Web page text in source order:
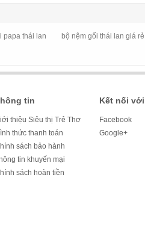
papa thái lan bộ nệm gối thái lan giá rẻ
tin
thiệu Siêu thị Trẻ Thơ
thức thanh toán
sách bảo hành
tin khuyến mại
sách hoàn tiền
Kết nối
Facebook
Google+